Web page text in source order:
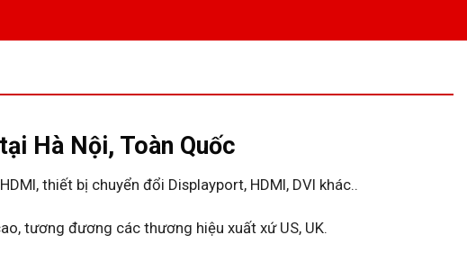
Hà Nội, Toàn Quốc
thiết bị chuyển đổi Displayport, HDMI, DVI khác..
tương đương các thương hiệu xuất xứ US, UK.